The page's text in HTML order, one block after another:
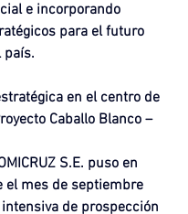
e incorporando
para el futuro
país.
en el centro de
Caballo Blanco –
S.E. puso en
el mes de septiembre
de prospección